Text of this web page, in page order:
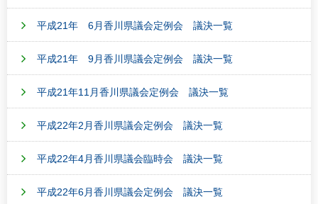
平成21年 6月香川県議会定例会 議決一覧
平成21年 9月香川県議会定例会 議決一覧
平成21年11月香川県議会定例会 議決一覧
平成22年2月香川県議会定例会 議決一覧
平成22年4月香川県議会臨時会 議決一覧
平成22年6月香川県議会定例会 議決一覧